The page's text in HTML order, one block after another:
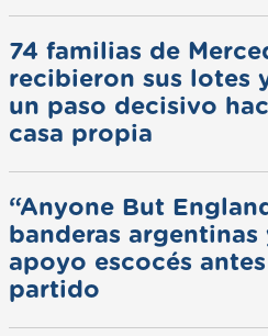
74 familias de
recibieron sus lotes
un paso decisivo
casa propia
“Anyone But
banderas argentinas
apoyo escocés antes
partido